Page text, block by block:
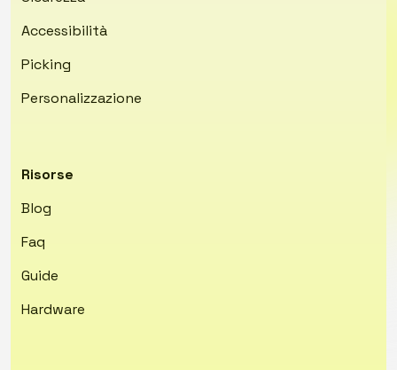
Accessibilità
Picking
Personalizzazione
Risorse
Blog
Faq
Guide
Hardware